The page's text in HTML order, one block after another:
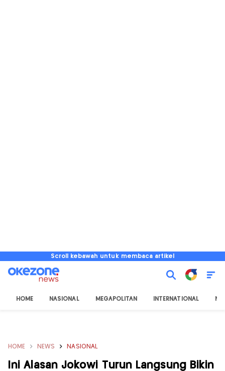
Scroll kebawah untuk membaca artikel
HOME NASIONAL MEGAPOLITAN INTERNATIONAL
HOME NEWS NASIONAL
Ini Alasan Jokowi Turun Langsung Bikin